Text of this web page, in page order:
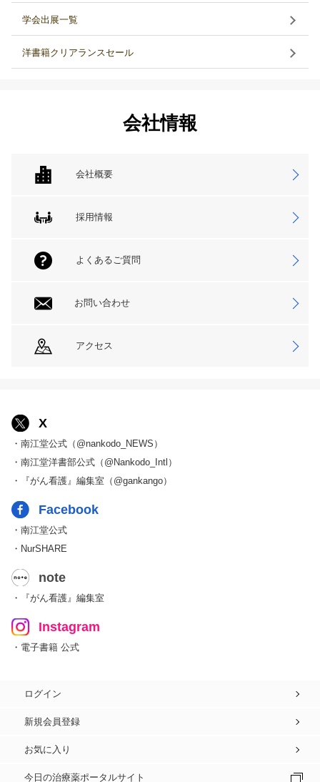
学会出展一覧
洋書籍クリアランスセール
会社情報
会社概要
採用情報
よくあるご質問
お問い合わせ
アクセス
X
・南江堂公式（@nankodo_NEWS）
・南江堂洋書部公式（@Nankodo_Intl）
・『がん看護』編集室（@gankango）
Facebook
・南江堂公式
・NurSHARE
note
・『がん看護』編集室
Instagram
・電子書籍 公式
ログイン
新規会員登録
お気に入り
今日の治療薬ポータルサイト